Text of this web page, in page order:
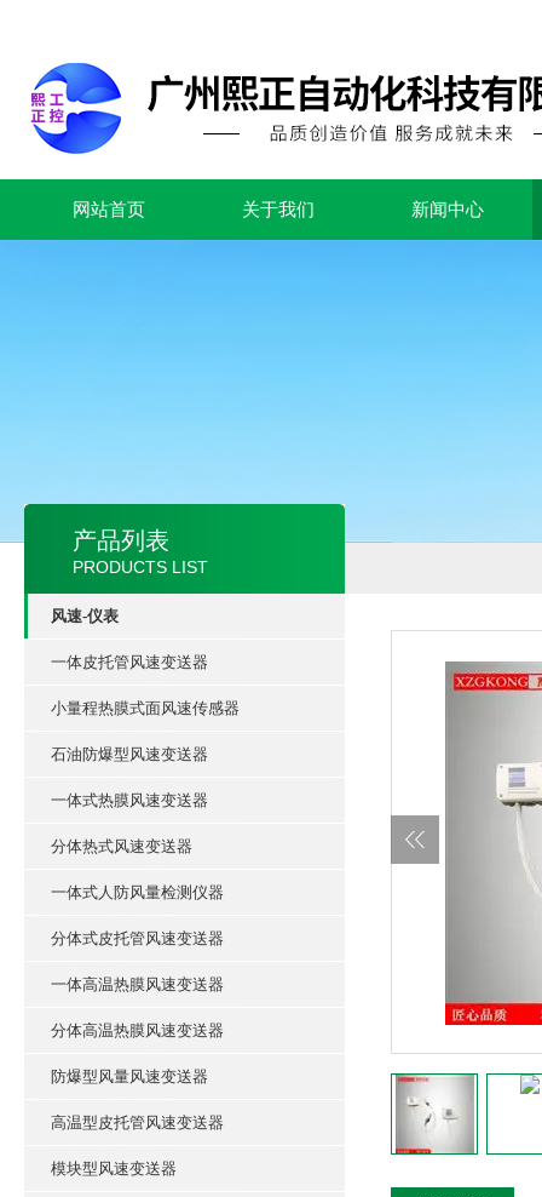
网站首页 关于我们 新闻中心
产品列表
PRODUCTS LIST
风速-仪表
一体皮托管风速变送器
小量程热膜式面风速传感器
石油防爆型风速变送器
一体式热膜风速变送器
分体热式风速变送器
一体式人防风量检测仪器
分体式皮托管风速变送器
一体高温热膜风速变送器
分体高温热膜风速变送器
防爆型风量风速变送器
高温型皮托管风速变送器
模块型风速变送器